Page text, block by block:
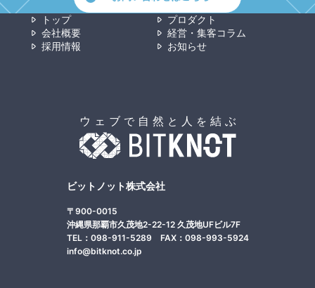
トップ
プロダクト
会社概要
経営・集客コラム
採用情報
お知らせ
ビットノット株式会社
〒900-0015
沖縄県那覇市久茂地2-22-12 久茂地UFビル7F
TEL：098-911-5289 FAX：098-993-5924
info@bitknot.co.jp